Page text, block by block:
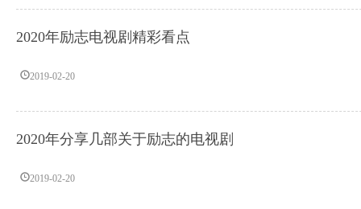
2020年励志电视剧精彩看点
2019-02-20
2020年分享几部关于励志的电视剧
2019-02-20